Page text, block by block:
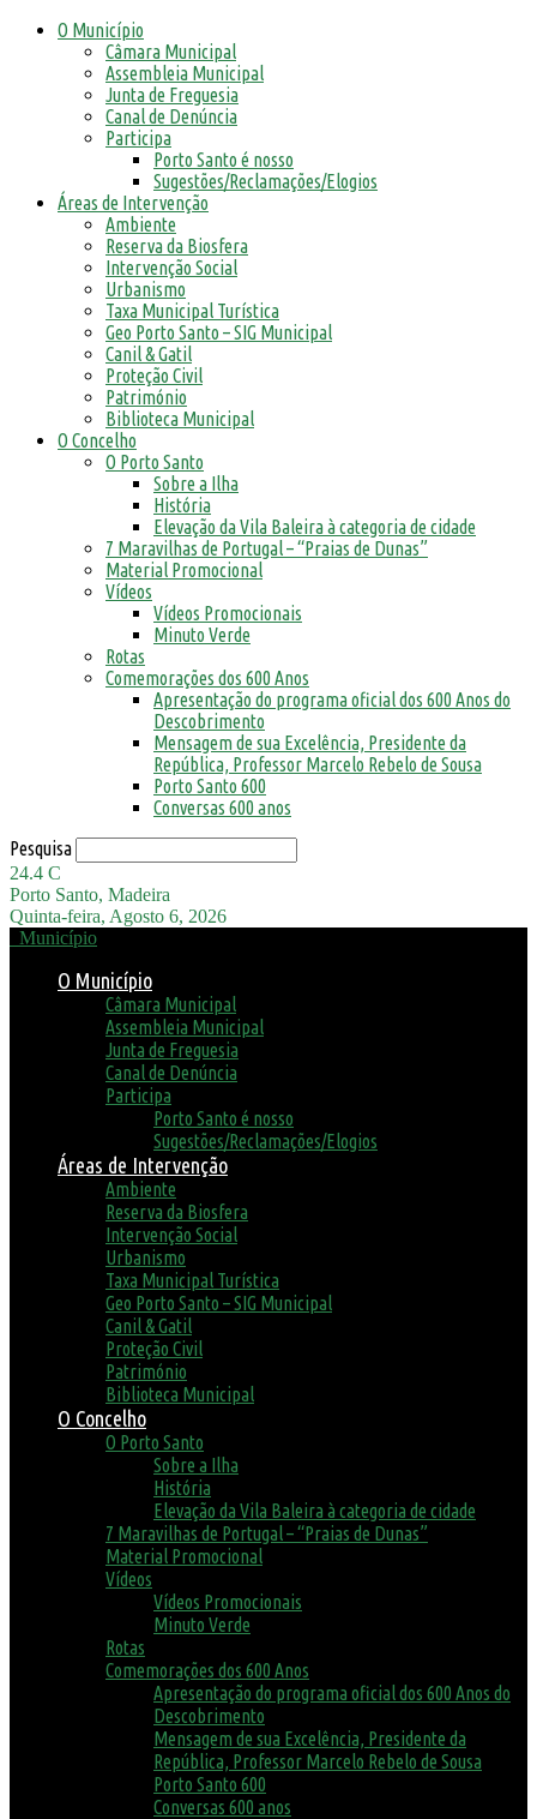
O Município
Câmara Municipal
Assembleia Municipal
Junta de Freguesia
Canal de Denúncia
Participa
Porto Santo é nosso
Sugestões/Reclamações/Elogios
Áreas de Intervenção
Ambiente
Reserva da Biosfera
Intervenção Social
Urbanismo
Taxa Municipal Turística
Geo Porto Santo – SIG Municipal
Canil & Gatil
Proteção Civil
Património
Biblioteca Municipal
O Concelho
O Porto Santo
Sobre a Ilha
História
Elevação da Vila Baleira à categoria de cidade
7 Maravilhas de Portugal – “Praias de Dunas”
Material Promocional
Vídeos
Vídeos Promocionais
Minuto Verde
Rotas
Comemorações dos 600 Anos
Apresentação do programa oficial dos 600 Anos do
Descobrimento
Mensagem de sua Excelência, Presidente da
República, Professor Marcelo Rebelo de Sousa
Porto Santo 600
Conversas 600 anos
Pesquisa
24.4 C
Porto Santo, Madeira
Quinta-feira, Agosto 6, 2026
Município
O Município
Câmara Municipal
Assembleia Municipal
Junta de Freguesia
Canal de Denúncia
Participa
Porto Santo é nosso
Sugestões/Reclamações/Elogios
Áreas de Intervenção
Ambiente
Reserva da Biosfera
Intervenção Social
Urbanismo
Taxa Municipal Turística
Geo Porto Santo – SIG Municipal
Canil & Gatil
Proteção Civil
Património
Biblioteca Municipal
O Concelho
O Porto Santo
Sobre a Ilha
História
Elevação da Vila Baleira à categoria de cidade
7 Maravilhas de Portugal – “Praias de Dunas”
Material Promocional
Vídeos
Vídeos Promocionais
Minuto Verde
Rotas
Comemorações dos 600 Anos
Apresentação do programa oficial dos 600 Anos do
Descobrimento
Mensagem de sua Excelência, Presidente da
República, Professor Marcelo Rebelo de Sousa
Porto Santo 600
Conversas 600 anos